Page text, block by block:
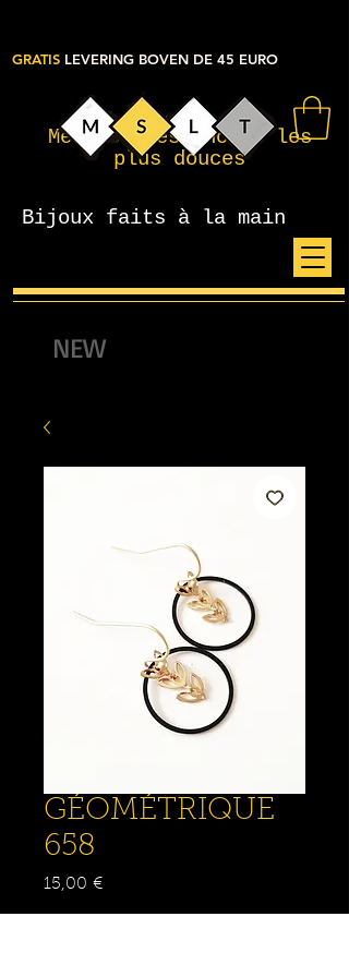
Mes petites choses les
plus douces
Bijoux faits à la main
GRATIS LEVERING BOVEN DE 45 EURO
NEW
GÉOMÉTRIQUE
658
15,00 €Prix